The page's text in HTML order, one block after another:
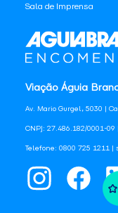
Viação Águia
Av. Mario Gurgel, 5030 |
CNPJ: 27.486.182/0001-
Telefone: 0800 725 1211 |
Sala de Imprensa